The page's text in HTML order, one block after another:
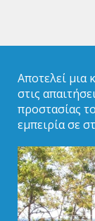
Αποτελεί μια
στις
προστασίας
εμπειρία σε